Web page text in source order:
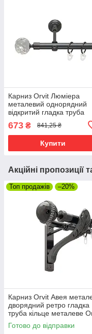
Карниз Orvit Люміера
металевий однорядний
відкритий гладка труба
кільце металеве Онікс 19
мм 200 см (00-
673 ₴ 841,25 ₴
Купити
Акційні пропозиції
Топ продажів –20%
Карниз Orvit Авея
дворядний ретро гладка
труба кільце металеве
25\19 мм 200 см (00-
00021472)
Готово до відправки